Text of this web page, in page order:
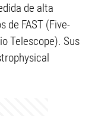
de alta
de FAST (Five-
Telescope). Sus